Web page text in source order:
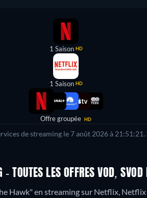
1 Saison HD
1 Saison HD
Offre groupée HD
de streaming le7 août 2026à 21:51:21.
- TOUTES LES OFFRES VOD, SVOD
Hawk" en streaming sur Netflix,